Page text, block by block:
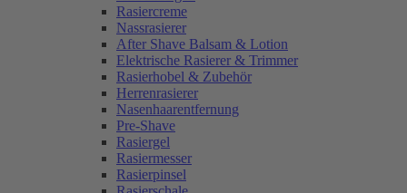
Rasiercreme
Nassrasierer
After Shave Balsam & Lotion
Elektrische Rasierer & Trimmer
Rasierhobel & Zubehör
Herrenrasierer
Nasenhaarentfernung
Pre-Shave
Rasiergel
Rasiermesser
Rasierpinsel